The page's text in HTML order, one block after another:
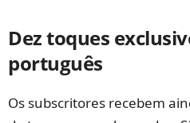
Dez toques
português
Os subscritores recebem